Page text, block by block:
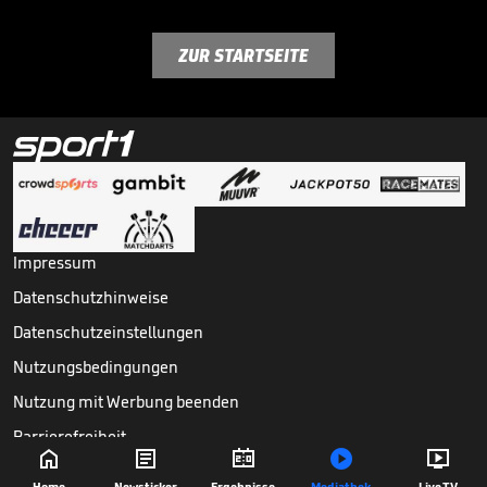
    
ZUR STARTSEITE
Impressum
Datenschutzhinweise
Datenschutzeinstellungen
Nutzungsbedingungen
Nutzung mit Werbung beenden
Barrierefreiheit
Copyright © Sport1 GmbH. Alle Rechte vorbehalten.